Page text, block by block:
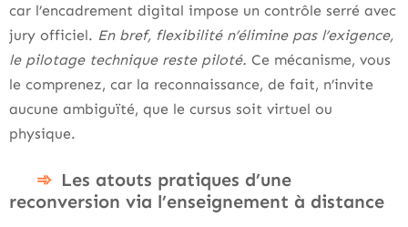
car l’encadrement digital impose un contrôle serré avec
jury officiel. En bref, flexibilité n’élimine pas l’exigence,
le pilotage technique reste piloté. Ce mécanisme, vous
le comprenez, car la reconnaissance, de fait, n’invite
aucune ambiguïté, que le cursus soit virtuel ou
physique.
Les atouts pratiques d’une
reconversion via l’enseignement à distance